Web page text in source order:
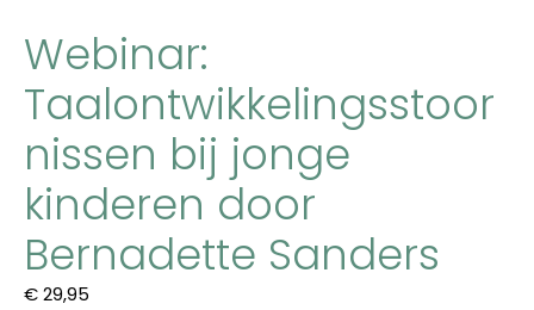
Webinar:
Taalontwikkelingsstoor
nissen bij jonge
kinderen door
Bernadette Sanders
€29,95